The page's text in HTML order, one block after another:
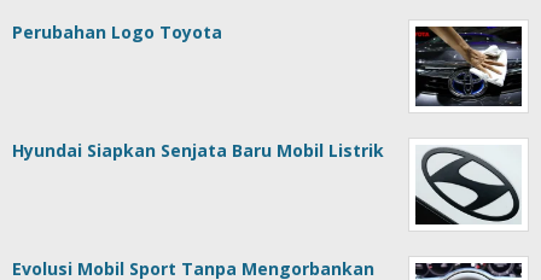
Perubahan Logo Toyota
Hyundai Siapkan Senjata Baru Mobil Listrik
Evolusi Mobil Sport Tanpa Mengorbankan